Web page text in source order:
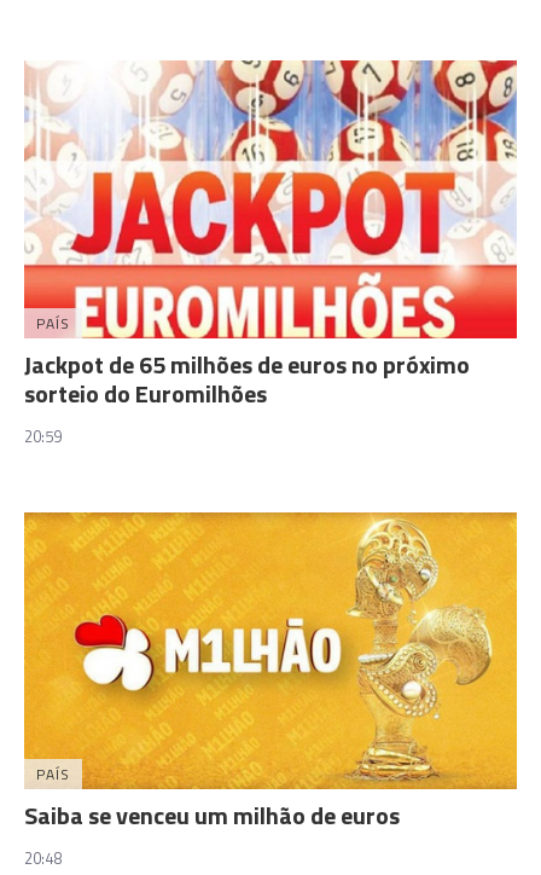
PAÍS
Jackpot de 65 milhões de euros no próximo
sorteio do Euromilhões
20:59
PAÍS
Saiba se venceu um milhão de euros
20:48